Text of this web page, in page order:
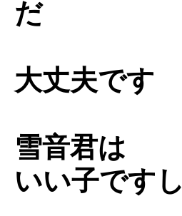
だ
大丈夫です
雪音君は
いい子ですし